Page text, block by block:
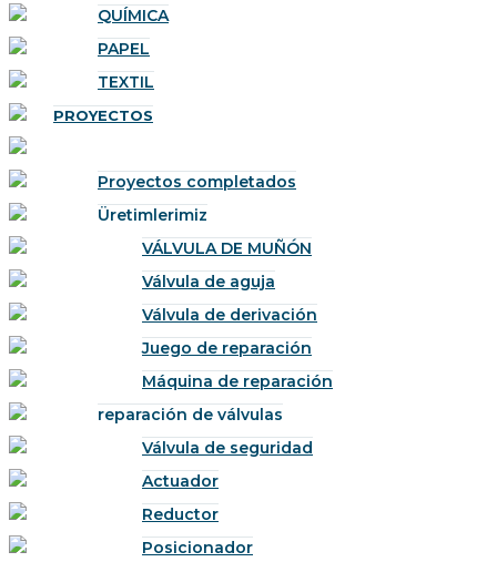
QUÍMICA
PAPEL
TEXTIL
PROYECTOS
Proyectos completados
Üretimlerimiz
VÁLVULA DE MUÑÓN
Válvula de aguja
Válvula de derivación
Juego de reparación
Máquina de reparación
reparación de válvulas
Válvula de seguridad
Actuador
Reductor
Posicionador